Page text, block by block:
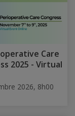
Care
2025 - Virtual
2026, 8h00